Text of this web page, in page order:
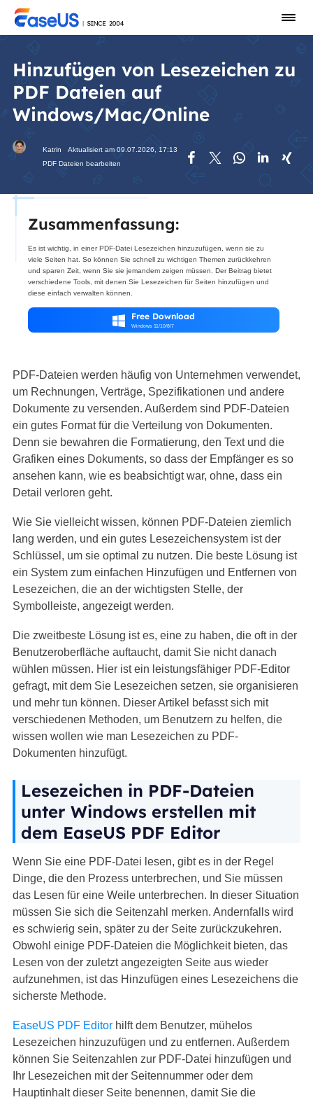
Hinzufügen von Lesezeichen zu
PDF Dateien auf
Windows/Mac/Online
Katrin
Aktualisiert am 09.07.2026, 17:13
PDF Dateien bearbeiten
    
Zusammenfassung:
Es ist wichtig, in einer PDF-Datei Lesezeichen hinzuzufügen, wenn sie zu
viele Seiten hat. So können Sie schnell zu wichtigen Themen zurückkehren
und sparen Zeit, wenn Sie sie jemandem zeigen müssen. Der Beitrag bietet
verschiedene Tools, mit denen Sie Lesezeichen für Seiten hinzufügen und
diese einfach verwalten können.
 Free Download
Windows 11/10/8/7
PDF-Dateien werden häufig von Unternehmen verwendet,
um Rechnungen, Verträge, Spezifikationen und andere
Dokumente zu versenden. Außerdem sind PDF-Dateien
ein gutes Format für die Verteilung von Dokumenten.
Denn sie bewahren die Formatierung, den Text und die
Grafiken eines Dokuments, so dass der Empfänger es so
ansehen kann, wie es beabsichtigt war, ohne, dass ein
Detail verloren geht.
Wie Sie vielleicht wissen, können PDF-Dateien ziemlich
lang werden, und ein gutes Lesezeichensystem ist der
Schlüssel, um sie optimal zu nutzen. Die beste Lösung ist
ein System zum einfachen Hinzufügen und Entfernen von
Lesezeichen, die an der wichtigsten Stelle, der
Symbolleiste, angezeigt werden.
Die zweitbeste Lösung ist es, eine zu haben, die oft in der
Benutzeroberfläche auftaucht, damit Sie nicht danach
wühlen müssen. Hier ist ein leistungsfähiger PDF-Editor
gefragt, mit dem Sie Lesezeichen setzen, sie organisieren
und mehr tun können. Dieser Artikel befasst sich mit
verschiedenen Methoden, um Benutzern zu helfen, die
wissen wollen wie man Lesezeichen zu PDF-
Dokumenten hinzufügt.
Lesezeichen in PDF-Dateien
unter Windows erstellen mit
dem EaseUS PDF Editor
Wenn Sie eine PDF-Datei lesen, gibt es in der Regel
Dinge, die den Prozess unterbrechen, und Sie müssen
das Lesen für eine Weile unterbrechen. In dieser Situation
müssen Sie sich die Seitenzahl merken. Andernfalls wird
es schwierig sein, später zu der Seite zurückzukehren.
Obwohl einige PDF-Dateien die Möglichkeit bieten, das
Lesen von der zuletzt angezeigten Seite aus wieder
aufzunehmen, ist das Hinzufügen eines Lesezeichens die
sicherste Methode.
EaseUS PDF Editorhilft dem Benutzer, mühelos
Lesezeichen hinzuzufügen und zu entfernen. Außerdem
können Sie Seitenzahlen zur PDF-Datei hinzufügen und
Ihr Lesezeichen mit der Seitennummer oder dem
Hauptinhalt dieser Seite benennen, damit Sie die